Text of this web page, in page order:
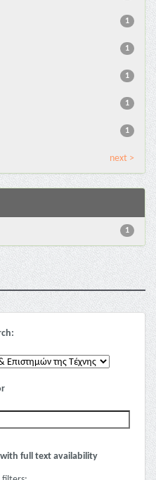
1
1
1
1
1
next >
1
full text availability